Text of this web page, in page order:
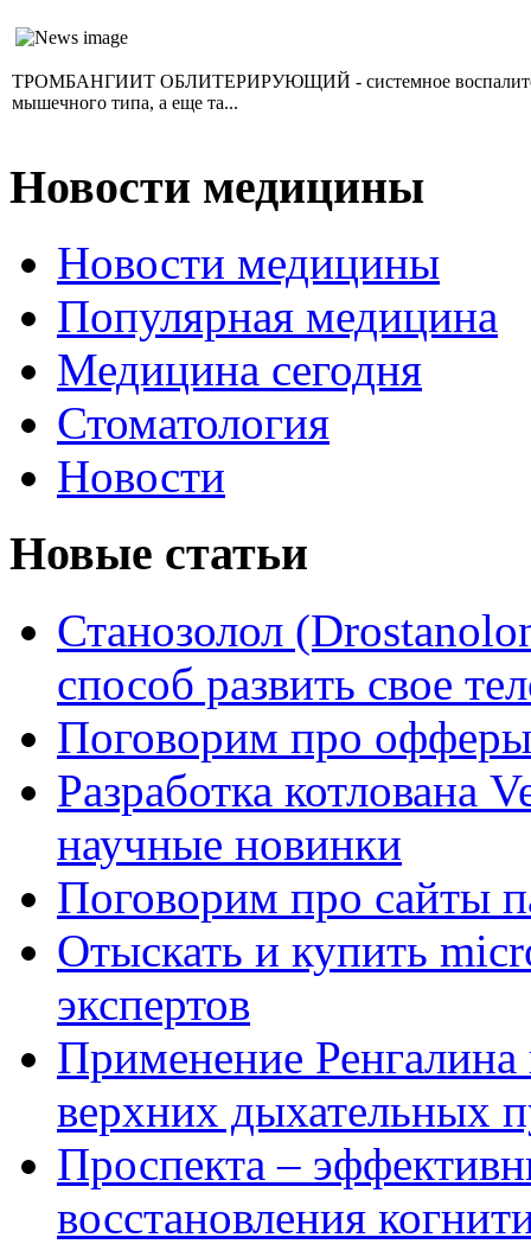
ТРОМБАНГИИТ ОБЛИТЕРИРУЮЩИЙ - системное
мышечного типа, а еще та...
Новости медицины
Новости медицины
Популярная медицина
Медицина сегодня
Стоматология
Новости
Новые статьи
Станозолол
способ развить свое
Поговорим про
Разработка котлована
научные новинки
Поговорим про сайты
Отыскать и купить
экспертов
Применение Ренгалина
верхних дыхательных
Проспекта –
восстановления